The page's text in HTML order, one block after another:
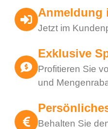
Anmeldung
Jetzt im
Exklusive
Profitieren Sie
und
Behalten Sie